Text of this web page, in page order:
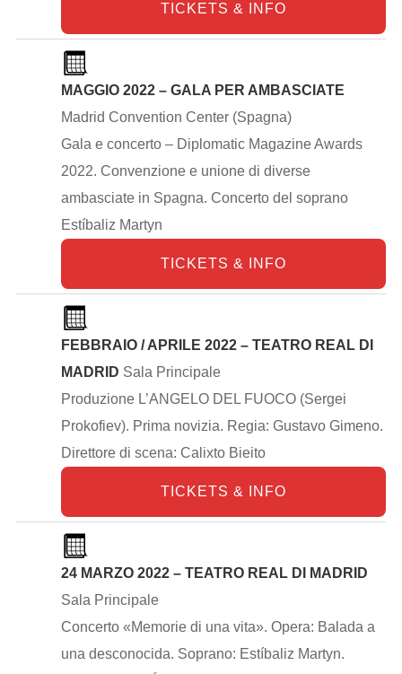
TICKETS & INFO
MAGGIO 2022 – GALA PER AMBASCIATE
Madrid Convention Center (Spagna)
Gala e concerto – Diplomatic Magazine Awards
2022. Convenzione e unione di diverse
ambasciate in Spagna. Concerto del soprano
Estíbaliz Martyn
TICKETS & INFO
FEBBRAIO / APRILE 2022 – TEATRO REAL DI
MADRID Sala Principale
Produzione L’ANGELO DEL FUOCO (Sergei
Prokofiev). Prima novizia. Regia: Gustavo Gimeno.
Direttore di scena: Calixto Bieito
TICKETS & INFO
24 MARZO 2022 – TEATRO REAL DI MADRID
Sala Principale
Concerto «Memorie di una vita». Opera: Balada a
una desconocida. Soprano: Estíbaliz Martyn.